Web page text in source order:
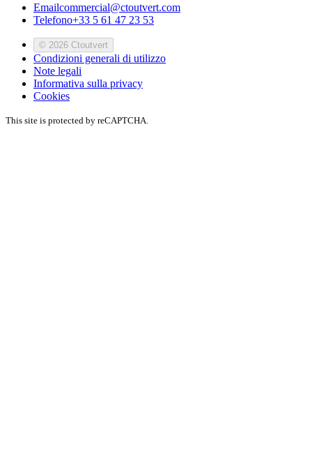
Emailcommercial@ctoutvert.com
Telefono+33 5 61 47 23 53
© 2026 Ctoutvert
Condizioni generali di utilizzo
Note legali
Informativa sulla privacy
Cookies
This site is protected by reCAPTCHA.